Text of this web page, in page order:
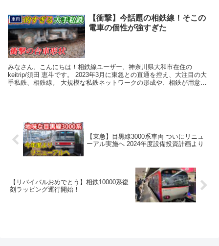
車両
【衝撃】今話題の相鉄線！そこの
電車の個性が強すぎた
みなさん、こんにちは！相鉄線ユーザー、神奈川県大和市在住の
keitrip/須田 恵斗です。 2023年3月に東急との直通を控え、大注目の大
手私鉄、相鉄線。 大規模な私鉄ネットワークの形成や、相鉄が用意し
【東急】目黒線3000系車両 ついにリニュ
ーアル実施へ 2024年度設備投資計画より
【リバイバルおめでとう】相鉄10000系復
刻ラッピング運行開始！